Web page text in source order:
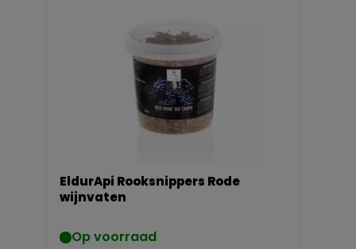
EldurApi Rooksnippers Rode
wijnvaten
Op voorraad